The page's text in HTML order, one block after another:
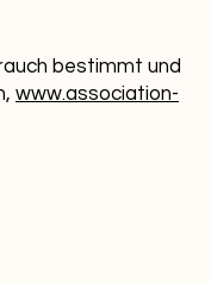
bestimmt und
www.association-